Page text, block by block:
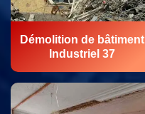
Démolition de bâtiment
Industriel 37